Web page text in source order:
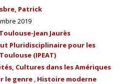
Patrick
2019
Jean Jaurès
Pluridisciplinaire pour les
(IPEAT)
Cultures dans les Amériques
le genre Histoire moderne